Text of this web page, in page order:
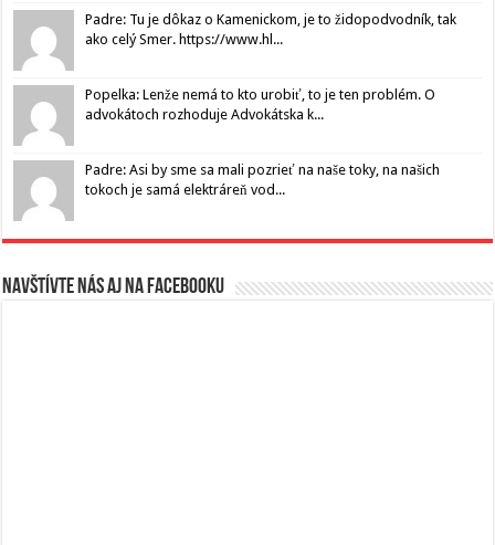
Padre: Tu je dôkaz o Kamenickom, je to židopodvodník, tak
ako celý Smer. https://www.hl...
Popelka: Lenže nemá to kto urobiť, to je ten problém. O
advokátoch rozhoduje Advokátska k...
Padre: Asi by sme sa mali pozrieť na naše toky, na našich
tokoch je samá elektráreň vod...
Navštívte nás aj na Facebooku